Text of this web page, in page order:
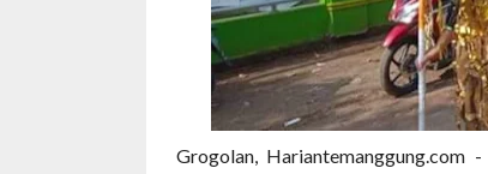
Grogolan, Hariantemanggung.com